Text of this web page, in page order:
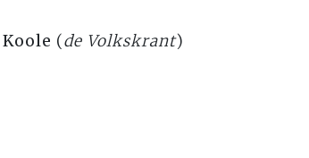
(de Volkskrant)